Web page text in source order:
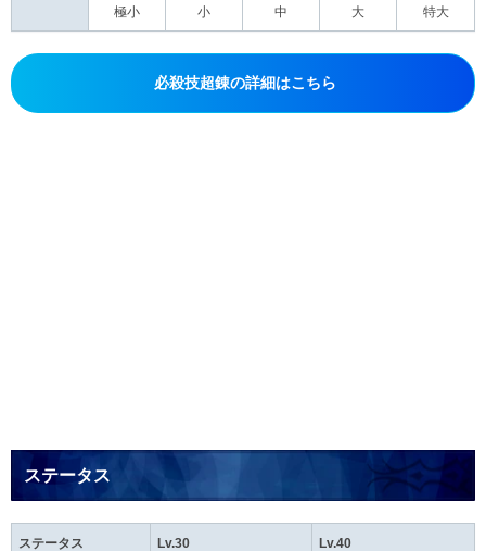
極小 小 中 大 特大
必殺技超錬の詳細はこちら
ステータス
ステータス Lv.30 Lv.40